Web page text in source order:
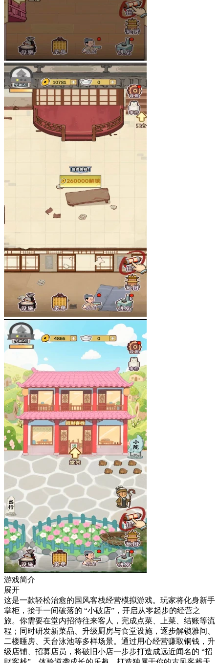
游戏简介
展开
这是一款轻松治愈的国风客栈经营模拟游戏。玩家将化身新手
掌柜，接手一间破落的 “小破店”，开启从零起步的经营之
旅。你需要在堂内招待往来客人，完成点菜、上菜、结账等流
程；同时研发新菜品、升级厨房与食堂设施，逐步解锁雅间、
二楼睡房、天台泳池等多样场景。通过用心经营赚取铜钱，升
级店铺、招募店员，将破旧小店一步步打造成远近闻名的 “招